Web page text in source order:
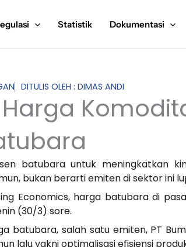
Statistik Dokumentasi
DITULIS OLEH : DIMAS ANDI
batubara untuk meningkatkan
bukan berarti emiten di sektor ini
Economics, harga batubara di
(30/3) sore.
batubara, salah satu emiten, PT
lalu yakni optimalisasi efisiensi